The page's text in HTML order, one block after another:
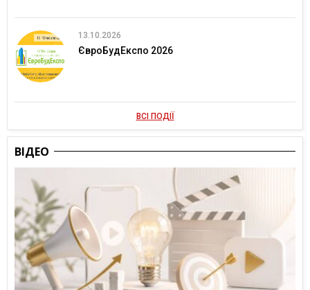
13.10.2026
ЄвроБудЕкспо 2026
ВСІ ПОДІЇ
ВІДЕО